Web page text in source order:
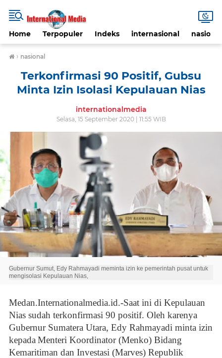
Home Terpopuler Indeks internasional nasional
› nasional
Terkonfirmasi 90 Positif, Gubsu
Minta Izin Isolasi Kepulauan Nias
internationalmedia
Selasa, 15 September 2020 | 11:55 WIB
Gubernur Sumut, Edy Rahmayadi meminta izin ke pemerintah pusat untuk
mengisolasi Kepulauan Nias,
Medan.Internationalmedia.id.-Saat ini di Kepulauan
Nias sudah terkonfirmasi 90 positif. Oleh karenya
Gubernur Sumatera Utara, Edy Rahmayadi minta izin
kepada Menteri Koordinator (Menko) Bidang
Kemaritiman dan Investasi (Marves) Republik